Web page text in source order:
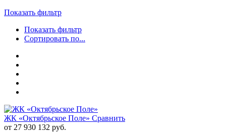
Показать фильтр
Показать фильтр
Сортировать по...
ЖК «Октябрьское Поле» Сравнить
от 27 930 132 руб.